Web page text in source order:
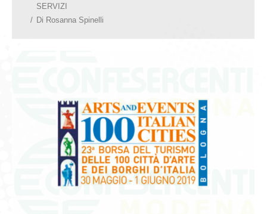
SERVIZI
Di Rosanna Spinelli